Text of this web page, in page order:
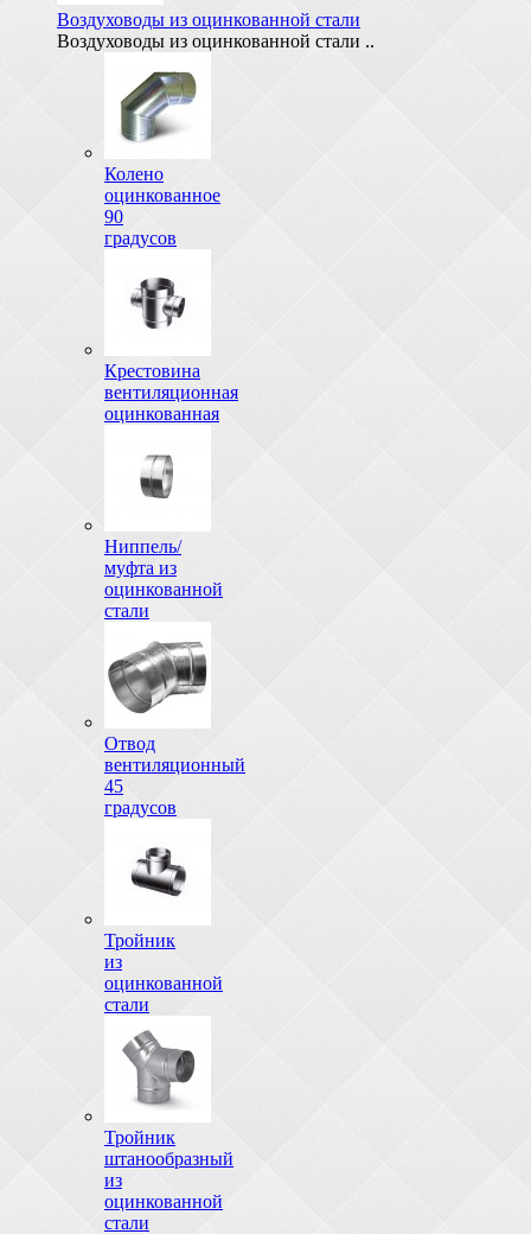
Воздуховоды из оцинкованной стали
Воздуховоды из оцинкованной стали ..
Колено
оцинкованное
90
градусов
Крестовина
вентиляционная
оцинкованная
Ниппель/
муфта из
оцинкованной
стали
Отвод
вентиляционный
45
градусов
Тройник
из
оцинкованной
стали
Тройник
штанообразный
из
оцинкованной
стали